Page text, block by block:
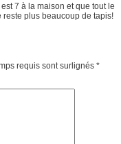
7 à la maison et que tout le
plus beaucoup de tapis!
requis sont surlignés *